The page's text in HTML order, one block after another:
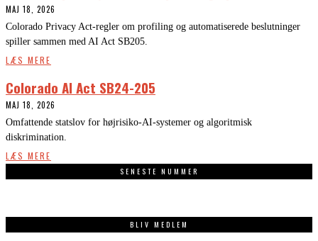
MAJ 18, 2026
Colorado Privacy Act-regler om profiling og automatiserede beslutninger
spiller sammen med AI Act SB205.
LÆS MERE
Colorado AI Act SB24-205
MAJ 18, 2026
Omfattende statslov for højrisiko-AI-systemer og algoritmisk
diskrimination.
LÆS MERE
SENESTE NUMMER
BLIV MEDLEM